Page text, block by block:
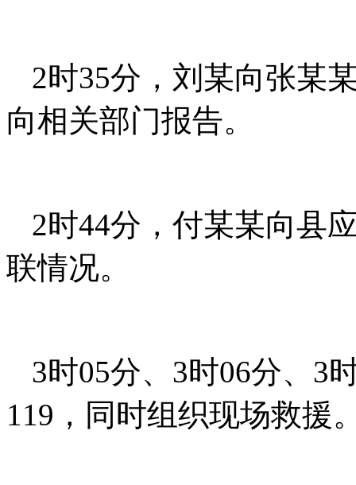
2时35分，刘某向张某
向相关部门报告。
2时44分，付某某向县
联情况。
3时05分、3时06分、3
119，同时组织现场救援